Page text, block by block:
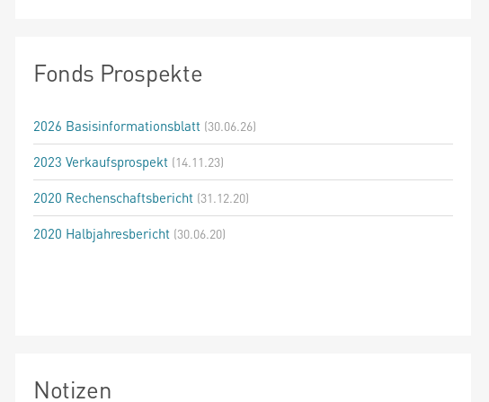
Fonds Prospekte
2026 Basisinformationsblatt (30.06.26)
2023 Verkaufsprospekt (14.11.23)
2020 Rechenschaftsbericht (31.12.20)
2020 Halbjahresbericht (30.06.20)
Notizen